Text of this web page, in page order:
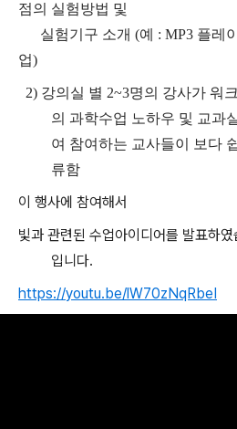
점의 실험방법 및
실험기구 소개 (예 : MP3 플레
업)
2) 강의실 별 2~3명의 강사가 워
의 과학수업 노하우 및 교과
여 참여하는 교사들이 보다
류함
이 행사에 참여해서
빛과 관련된 수업아이디어를 발표하
입니다.
https://youtu.be/lW70zNqRbeI